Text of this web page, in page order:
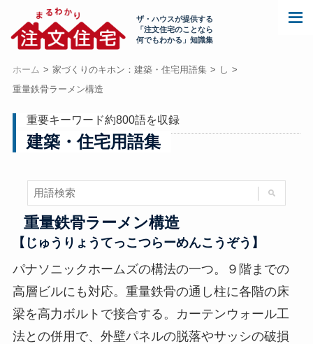
ザ・ハウスが提供する
「注文住宅のことなら
何でもわかる」知識集
ホーム 家づくりのキホン：建築・住宅用語集
し
重量鉄骨ラーメン構造
重要キーワード約800語を収録
建築・住宅用語集
重量鉄骨ラーメン構造
【じゅうりょうてっこつらーめんこうぞう】
パナソニックホームズの構法の一つ。９階までの
高層ビルにも対応。重量鉄骨の通し柱に各階の床
梁を高力ボルトで接合する。カーテンウォール工
法との併用で、外壁パネルの脱落やサッシの破損